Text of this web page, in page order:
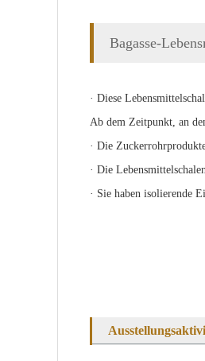
Bagasse-
· Diese
Ab dem Zeitpunkt, an
· Die
· Die
· Sie haben isolierende